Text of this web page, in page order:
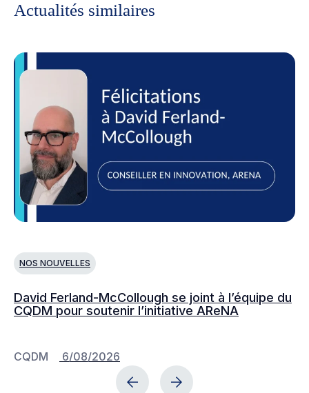
Actualités similaires
NOS NOUVELLES
David Ferland-McCollough se joint à l’équipe du
CQDM pour soutenir l’initiative AReNA
CQDM 6/08/2026